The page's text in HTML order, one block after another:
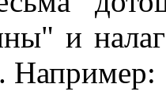
и
Например: